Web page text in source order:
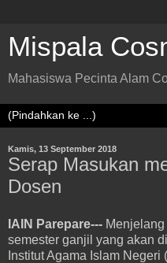
Mispala
Mahasiswa Pecinta Alam
Kamis, 13 September 2018
Serap Masukan
Dosen
IAIN Parepare---
semester ganjil yang akan
Institut Agama Islam